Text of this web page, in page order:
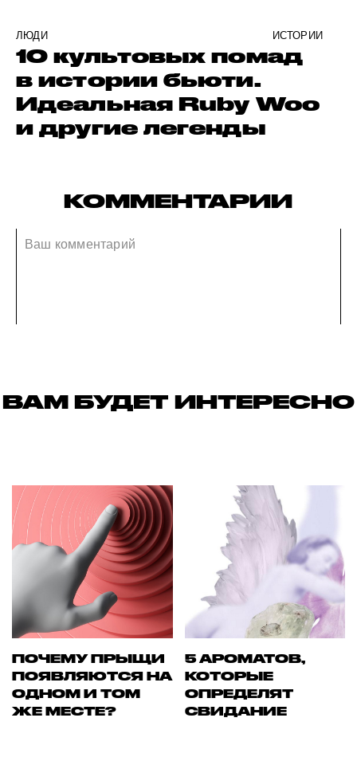
ЛЮДИ ИСТОРИИ
10 культовых помад
в истории бьюти.
Идеальная Ruby Woo
и другие легенды
КОММЕНТАРИИ
ВАМ БУДЕТ ИНТЕРЕСНО
ПОЧЕМУ ПРЫЩИ
ПОЯВЛЯЮТСЯ НА
ОДНОМ И ТОМ
ЖЕ МЕСТЕ?
5 АРОМАТОВ,
КОТОРЫЕ
ОПРЕДЕЛЯТ
СВИДАНИЕ